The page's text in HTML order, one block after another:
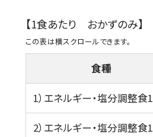
【1食あたり おかずのみ】
食種
1）エネルギー・塩分調整食
2）エネルギー・塩分調整食